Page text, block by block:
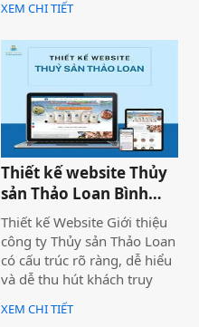
Vàng, mang ý nghĩa mở đầu
với định hướng chuyên
nghiệp, bài bản và bền
vững.
XEM CHI TIẾT
Thiết kế website Thủy
sản Thảo Loan Bình
Thuận, Lâm Đồng
Thiết kế Website Giới thiệu
công ty Thủy sản Thảo Loan
có cấu trúc rõ ràng, dễ hiểu
và dễ thu hút khách truy
cập vào website giúp truyền
tải thông tin hiệu quả. Với
XEM CHI TIẾT